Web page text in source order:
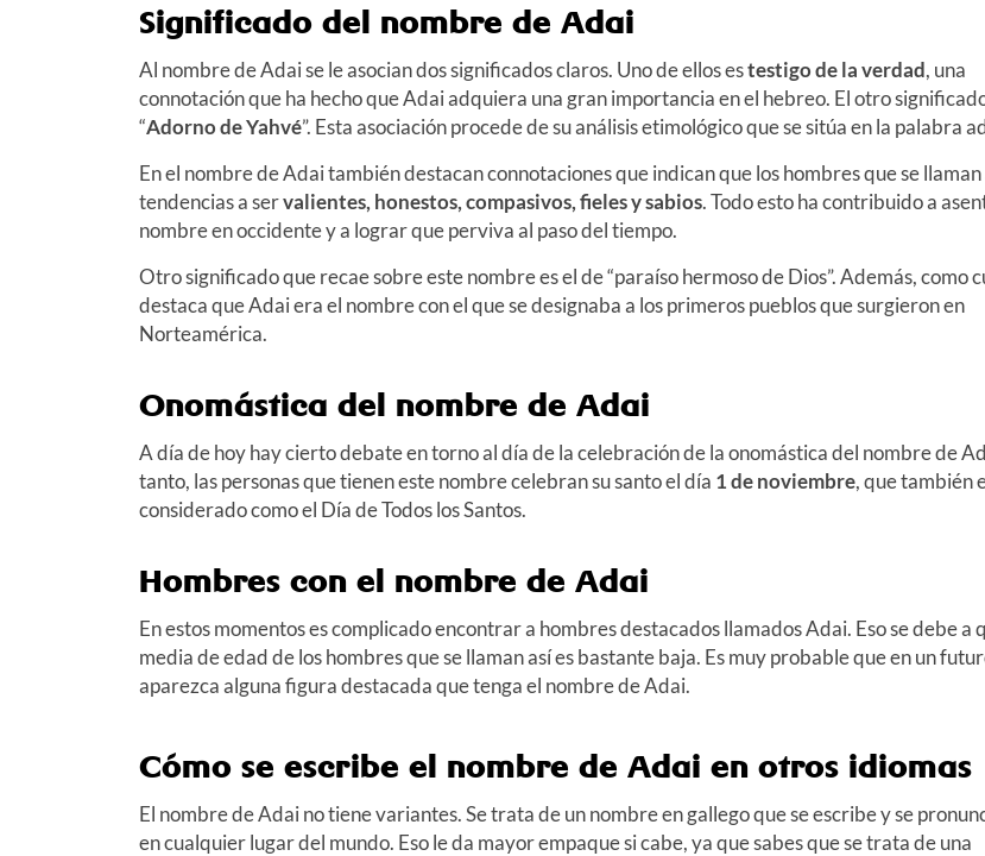
Significado del nombre de Adai
Al nombre de Adai se le asocian dos significados claros. Uno de ellos estestigo de la verdad, una
connotación que ha hecho que Adai adquiera una gran importancia en el hebreo. El otro
“Adorno de Yahvé”. Esta asociación procede de su análisis etimológico que se sitúa en la palabra
En el nombre de Adai también destacan connotaciones que indican que los hombres que se
tendencias a servalientes, honestos, compasivos, fieles y sabios. Todo esto ha contribuido a
nombre en occidente y a lograr que perviva al paso del tiempo.
Otro significado que recae sobre este nombre es el de “paraíso hermoso de Dios”. Además, como
destaca que Adai era el nombre con el que se designaba a los primeros pueblos que surgieron en
Norteamérica.
Onomástica del nombre de Adai
A día de hoy hay cierto debate en torno al día de la celebración de la onomástica del nombre de
tanto, las personas que tienen este nombre celebran su santo el día 1 de noviembre, que también
considerado como el Día de Todos los Santos.
Hombres con el nombre de Adai
En estos momentos es complicado encontrar a hombres destacados llamados Adai. Eso se debe a
media de edad de los hombres que se llaman así es bastante baja. Es muy probable que en un
aparezca alguna figura destacada que tenga el nombre de Adai.
Cómo se escribe el nombre de Adai en otros idiomas
El nombre de Adai no tiene variantes. Se trata de un nombre en gallego que se escribe y se
en cualquier lugar del mundo. Eso le da mayor empaque si cabe, ya que sabes que se trata de una